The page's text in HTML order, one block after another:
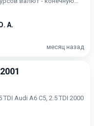
А.
месяц назад
Audi A6 C5, 2.5 TDI 2000